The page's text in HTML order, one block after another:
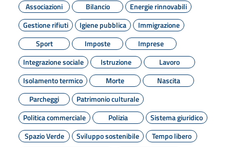
Associazioni
Bilancio
Energie rinnovabili
Gestione rifiuti
Igiene pubblica
Immigrazione
Sport
Imposte
Imprese
Integrazione sociale
Istruzione
Lavoro
Isolamento termico
Morte
Nascita
Parcheggi
Patrimonio culturale
Politica commerciale
Polizia
Sistema giuridico
Spazio Verde
Sviluppo sostenibile
Tempo libero